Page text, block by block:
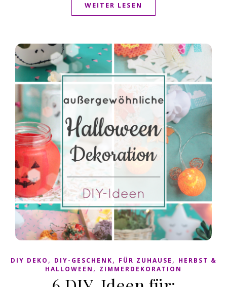
WEITER LESEN
DIY DEKO , DIY-GESCHENK, FÜR ZUHAUSE , HERBST &
HALLOWEEN , ZIMMERDEKORATION